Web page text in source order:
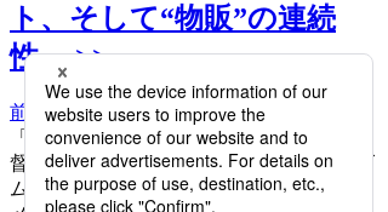
ト、そして“物販”の連続
性。 >>
前へ 次へ
「TOKYO SEQUENCE」写真家・映像監
督 奥山由之、＜FACETASM/ファセッタズ
ム＞落合宏理インタビュー_伊勢丹新宿店